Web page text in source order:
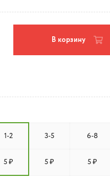
В корзину
1-2 3-5 6-8
5 ₽ 5 ₽ 5 ₽